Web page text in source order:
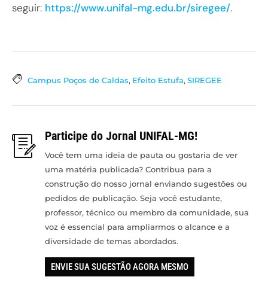
seguir: https://www.unifal-mg.edu.br/siregee/.
Campus Poços de Caldas, Efeito Estufa, SIREGEE
Participe do Jornal UNIFAL-MG!
Você tem uma ideia de pauta ou gostaria de ver
uma matéria publicada? Contribua para a
construção do nosso jornal enviando sugestões ou
pedidos de publicação. Seja você estudante,
professor, técnico ou membro da comunidade, sua
voz é essencial para ampliarmos o alcance e a
diversidade de temas abordados.
ENVIE SUA SUGESTÃO AGORA MESMO